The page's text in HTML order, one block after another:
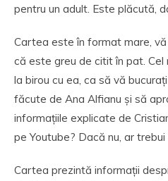
pentru un adult. Este plăcută,
Cartea este în format mare,
că este greu de citit în pat.
la birou cu ea, ca să vă
făcute de Ana Alfianu și să
informațiile explicate de
pe Youtube? Dacă nu, ar
Cartea prezintă informații